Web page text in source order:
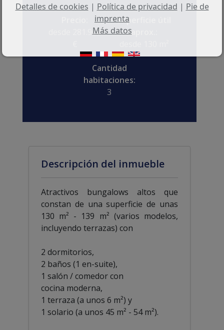
desde 281.900
Superficie útil
aprox.:
Cantidad
habitaciones:
3
Descripción del inmueble
Atractivos bungalows altos que
constan de una superficie de unas
130 m² - 139 m² (varios modelos,
incluyendo terrazas) con
2 dormitorios,
2 baños (1 en-suite),
1 salón / comedor con
cocina moderna,
1 terraza (a unos 6 m²) y
1 solario (a unos 45 m² - 54 m²).
Detalles de cookies | Política de privacidad | Pie de
imprenta
Más datos